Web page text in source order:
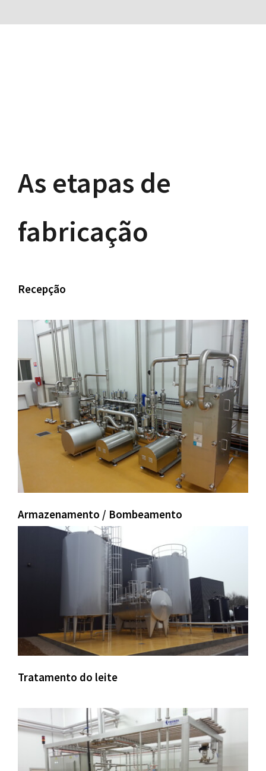
As etapas de
fabricação
Recepção
Armazenamento / Bombeamento
Tratamento do leite